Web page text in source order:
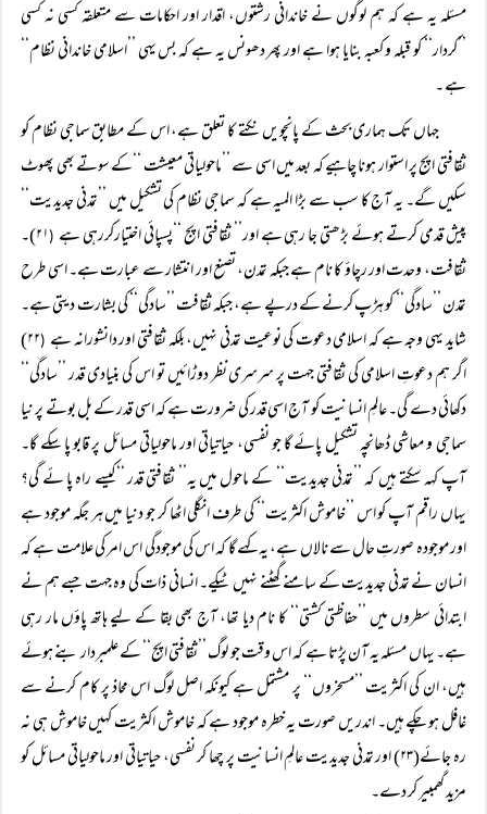
مسئلہ یہ ہے کہ ہم لوگوں نے خاندانی رشتوں، اقدار اور احکامات سے متعلقہ کسی نہ کسی
’’کردار‘‘ کو قبلہ و کعبہ بنایا ہوا ہے اور پھر دھونس یہ ہے کہ بس یہی ’’اسلامی خاندانی نظام‘‘
ہے ۔
جہاں تک ہماری بحث کے پانچویں نکتے کا تعلق ہے، اس کے مطابق سماجی نظام کو
ثقافتی اپج پر استوار ہونا چاہیے کہ بعد میں اسی سے ’’ماحولیاتی معیشت ‘‘کے سوتے بھی پھوٹ
سکیں گے۔ یہ آج کا سب سے بڑا المیہ ہے کہ سماجی نظام کی تشکیل میں ’’تمدنی جدیدیت‘‘
پیش قدمی کرتے ہوئے بڑھتی جا رہی ہے اور’’ ثقافتی اپج ‘‘پسپائی اختیارکررہی ہے (
۲۱)۔
ثقافت، وحدت اور رچاؤ کا نام ہے جبکہ تمدن، تصنع اور انتشار سے عبارت ہے۔ اسی طرح
تمدن ’’سادگی‘‘ کو ہڑپ کرنے کے درپے ہے، جبکہ ثقافت ’’سادگی‘‘ کی بشارت دیتی ہے۔
شاید یہی وجہ ہے کہ اسلامی دعوت کی نوعیت تمدنی نہیں، بلکہ ثقافتی اور دانشورانہ ہے (
۲۲)
اگر ہم دعوتِ اسلامی کی ثقافتی جہت پر سرسری نظر دوڑائیں تو اس کی بنیادی قدر ’’سادگی‘‘
دکھائی دے گی۔ عالمِ انسانیت کو آج اسی قدر کی ضرورت ہے کہ اسی قدر کے بل بوتے پر نیا
سماجی و معاشی ڈھانچہ تشکیل پائے گا جو نفسی، حیاتیاتی اور ماحولیاتی مسائل پر قابو پا سکے گا۔
آپ کہہ سکتے ہیں کہ ’’تمدنی جدیدیت‘‘ کے ماحول میں یہ’’ ثقافتی قدر ‘‘کیسے راہ پا ئے گی؟
یہاں راقم آپ کو اس ’’خاموش اکثریت‘‘ کی طرف انگلی اٹھا کر جو دنیا میں ہر جگہ موجود ہے
اور موجودہ صورتِ حال سے نالاں ہے، یہ کہے گا کہ اس کی موجودگی اس امر کی علامت ہے کہ
انسان نے تمدنی جدیدیت کے سامنے گھٹنے نہیں ٹیکے۔ انسانی ذات کی وہ جہت جسے ہم نے
ابتدائی سطروں میں ’’حفاظتی کشتی‘‘ کا نام دیا تھا، آج بھی بقا کے لیے ہاتھ پاؤں مار رہی
ہے۔ یہاں مسئلہ یہ آن پڑتا ہے کہ اس وقت جو لوگ ’’ثقافتی اپج‘‘ کے علمبردار بنے ہوئے
ہیں، ان کی اکثریت ’’مسخروں‘‘ پر مشتمل ہے کیونکہ اصل لوگ اس محاذ پر کام کرنے سے
غافل ہو چکے ہیں۔ اندریں صورت یہ خطرہ موجود ہے کہ خاموش اکثریت کہیں خاموش ہی نہ
رہ جائے(۲۳) اور تمدنی جدیدیت عالمِ انسانیت پر چھا کر نفسی، حیاتیاتی اور ماحولیاتی مسائل کو
مزید گھمبیر کر دے۔